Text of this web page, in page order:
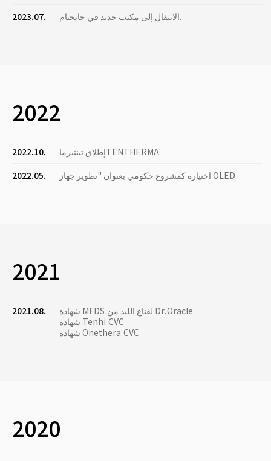
2023.07.
الانتقال إلى مكتب جديد في جانجنام.
2022
2022.10.
إطلاق تينتيرماTENTHERMA
2022.05.
اختياره كمشروع حكومي بعنوان "تطوير جهاز OLED
2021
2021.08.
شهادة MFDS لقناع الليد من Dr.Oracle
شهادة Tenhi CVC
شهادة Onethera CVC
2020